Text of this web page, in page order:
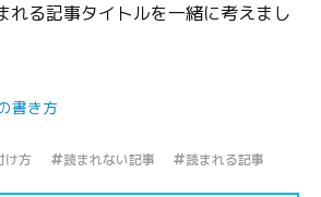
れる記事タイトルを一緒に考えまし
書き方
け方 読まれない記事 読まれる記事